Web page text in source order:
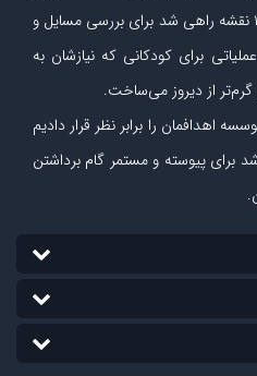
و این هم‌افزایی در مرداد ماه ۱۳۹۲ نقشه راهی شد برای بررسی مسایل و
برای کودکانی که نیازشان به
گرم‌تر از دیروز می‏‌ساخت.
اهدافمان را برابر نظر قرار دادیم
برای پیوسته و مستمر گام برداشتن